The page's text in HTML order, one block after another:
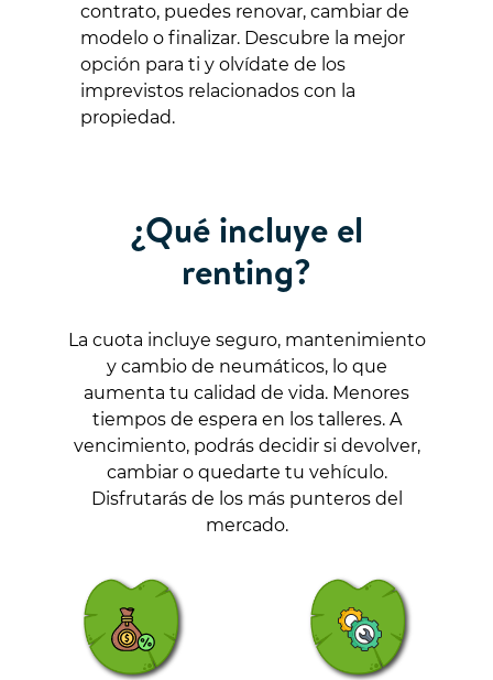
contrato, puedes renovar, cambiar de
modelo o finalizar. Descubre la mejor
opción para ti y olvídate de los
imprevistos relacionados con la
propiedad.
¿Qué incluye el
renting?
La cuota incluye seguro, mantenimiento
y cambio de neumáticos, lo que
aumenta tu calidad de vida. Menores
tiempos de espera en los talleres. A
vencimiento, podrás decidir si devolver,
cambiar o quedarte tu vehículo.
Disfrutarás de los más punteros del
mercado.